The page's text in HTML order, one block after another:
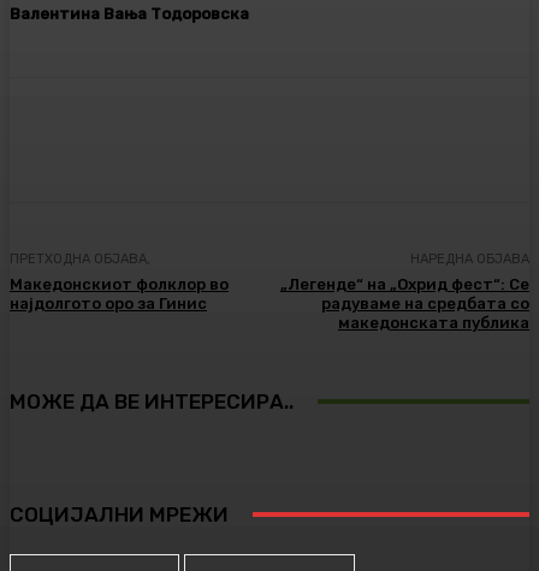
Валентина Вања Тодоровска
ПРЕТХОДНА ОБЈАВА,
Македонскиот фолклор во
најдолгото оро за Гинис
НАРЕДНА ОБЈАВА
„Легенде“ на „Охрид фест“: Се
радуваме на средбата со
македонската публика
МОЖЕ ДА ВЕ ИНТЕРЕСИРА..
СОЦИЈАЛНИ МРЕЖИ